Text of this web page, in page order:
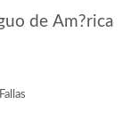
de Am?rica